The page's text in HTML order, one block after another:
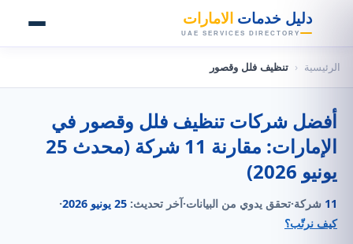
دليل خدمات الامارات
UAE SERVICES DIRECTORY
الرئيسية ‹ تنظيف فلل وقصور
أفضل شركات تنظيف فلل وقصور في
الإمارات: مقارنة 11 شركة (محدث 25
يونيو 2026)
11 شركة·تحقق يدوي من البيانات·آخر تحديث: 25 يونيو 2026
·
كيف نرتّب؟